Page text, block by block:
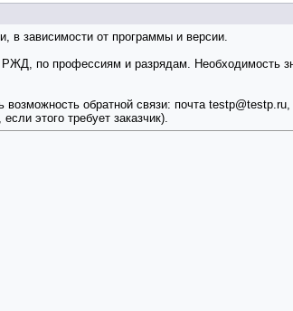
в зависимости от программы и версии.
по профессиям и разрядам. Необходимость
обратной связи: почта testp@testp.ru,
этого требует заказчик).